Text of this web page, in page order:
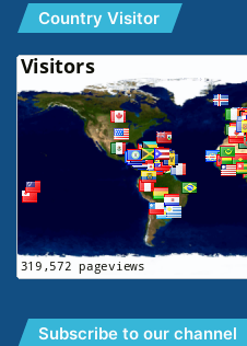
Country Visitor
Subscribe to our channel